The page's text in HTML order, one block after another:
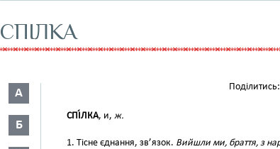
СПІЛКА
А
Б
Поділитись:
СПІ́ЛКА, и, ж.
1. Тісне єднання, зв’язок. Вийшли ми, браття, з